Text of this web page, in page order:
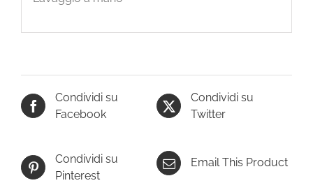
Condividi su
Facebook
Condividi su
Twitter
Condividi su
Pinterest
Email This Product